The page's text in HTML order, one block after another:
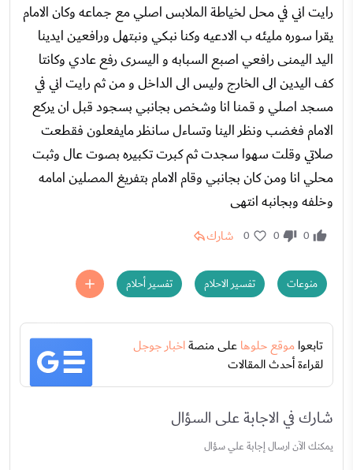
رايت اني في محل لخياطة الملابس اصلي مع جماعه وكان الامام
يقرا سوره مليئه ب الادعيه وكنا نبكي ونبتهل ورافعين ايدينا
اليد اليمنى رافعي اصبع السبابه و اليسرى رفع عادي وكانتا
كف اليدين الى الخارج وليس الى الداخل و من ثم رايت اني في
مسجد اصلي و قمنا انا وشخص بجانبي بسجود قبل ان يركع
الامام فغضب ونظر الينا وتساءل سانظر مايفعلون فقطعت
صلاتي وقلت سهوا سجدت ثم كبرت تكبيره بصوت عال وثبت
محلي انا ومن كان بجانبي وقام الامام بتفريغ المصلين امامه
وخلفه وبجانبه انتهى
0
0
0 شارك
منوعات تفسير الاحلام تفسير أحلام
تابعواموقع حلوهاعلى منصةاخبار جوجل
لقراءة أحدث المقالات
شارك في الاجابة على السؤال
يمكنك الآن ارسال إجابة علي سؤال